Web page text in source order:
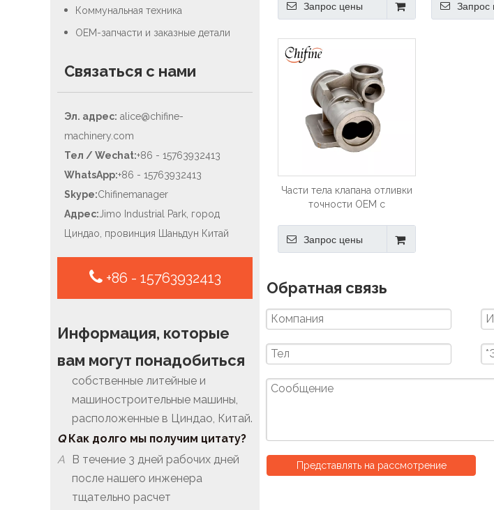
Коммунальная техника
OEM-запчасти и заказные детали
Связаться с нами
Эл. адрес: alice@chifine-
machinery.com
Тел / Wechat:+86 - 15763932413
WhatsApp:+86 - 15763932413
Skype:Chifinemanager
Адрес: Jimo Industrial Park, город
Циндао, провинция Шаньдун Китай
+86 - 15763932413
Информация, которые
вам могут понадобиться
QВы производитель или
Производитель. У нас есть
собственные литейные и
машиностроительные машины,
расположенные в Циндао, Китай.
Как долго мы получим цитату?
A В течение 3 дней рабочих дней
после нашего инженера
тщательно расчет
Как скоро, прежде чем я
оборудования
Запрос цены Запрос
Части тела клапана отливки
точности OEM с
Запрос цены
Обратная связь
Представлять на рассмотрение